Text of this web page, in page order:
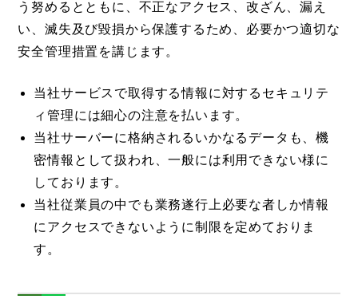
う努めるとともに、不正なアクセス、改ざん、漏え
い、滅失及び毀損から保護するため、必要かつ適切な
安全管理措置を講じます。
当社サービスで取得する情報に対するセキュリテ
ィ管理には細心の注意を払います。
当社サーバーに格納されるいかなるデータも、機
密情報として扱われ、一般には利用できない様に
しております。
当社従業員の中でも業務遂行上必要な者しか情報
にアクセスできないように制限を定めておりま
す。